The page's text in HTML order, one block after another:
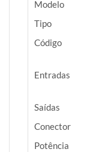
Modelo
Tipo
Código
Entradas
Saídas
Conector
Potência